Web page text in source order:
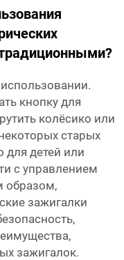
кнопку для
колёсико или
старых
для детей или
с управлением
образом,
зажигалки
зажигалок.